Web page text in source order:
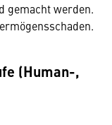
gemacht werden.
(Human-,